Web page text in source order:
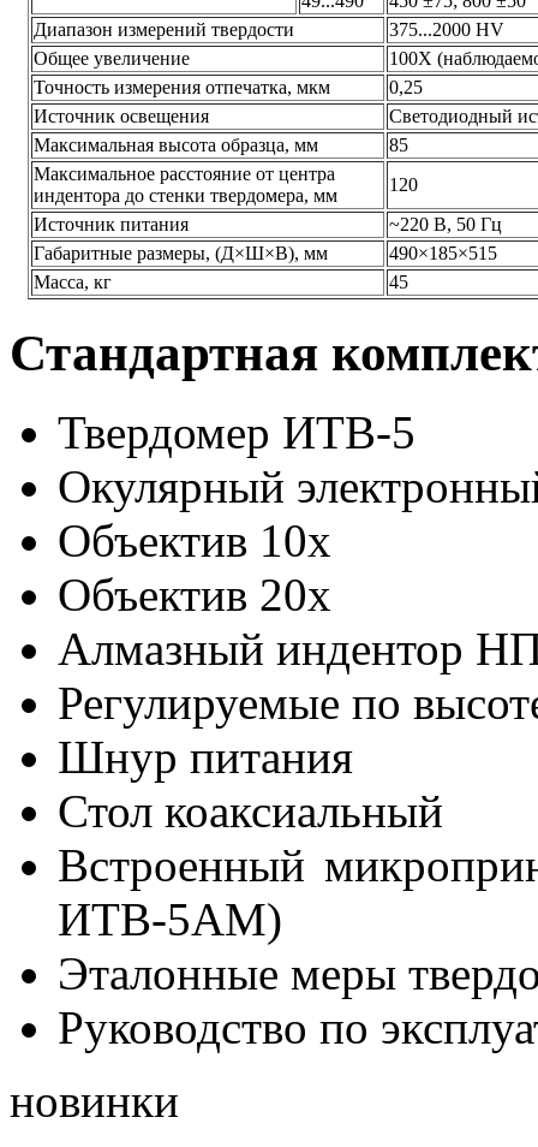
Диапазон измерений твердости
375...2000 HV
Общее увеличение
100X
Точность измерения отпечатка, мкм
0,25
Источник освещения
Светодиодный
Максимальная высота образца, мм
85
Максимальное расстояние от центра
индентора до стенки твердомера, мм
120
Источник питания
~220 В, 50 Гц
Габаритные размеры, (Д×Ш×В), мм
490×185×515
Масса, кг
45
Стандартная
Твердомер ИТВ-5
Окулярный
Объектив 10х
Объектив 20х
Алмазный индентор
Регулируемые по
Шнур питания
Стол коаксиальный
Встроенный
ИТВ-5АМ)
Эталонные меры
Руководство по
новинки